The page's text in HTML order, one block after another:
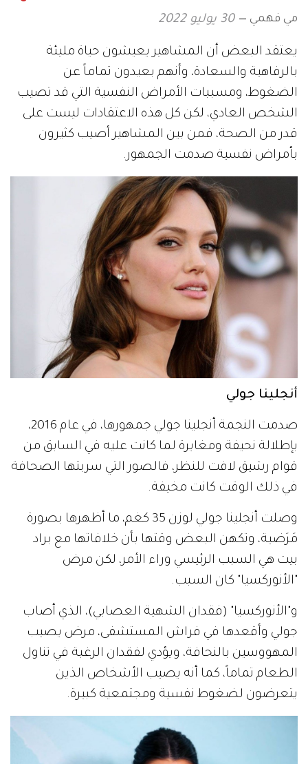
مي فهمي 30 يوليو 2022
يعتقد البعض أن المشاهير يعيشون حياة مليئة
بالرفاهية والسعادة، وأنهم بعيدون تماماً عن
الضغوط، ومسببات الأمراض النفسية التي قد تصيب
الشخص العادي، لكن كل هذه الاعتقادات ليست على
قدر من الصحة، فمن بين المشاهير أصيب كثيرون
بأمراض نفسية صدمت الجمهور.
أنجلينا جولي
صدمت النجمة أنجلينا جولي جمهورها، في عام 2016،
بإطلالة نحيفة ومغايرة لما كانت عليه في السابق من
قوام رشيق لافت للنظر، فالصور التي سربتها الصحافة
في ذلك الوقت كانت مخيفة.
وصلت أنجلينا جولي لوزن 35 كغم، ما أظهرها بصورة
مَرَضية، وتكهن البعض وقتها بأن خلافاتها مع براد
بيت هي السبب الرئيسي وراء الأمر، لكن مرض
"الأنوركسيا" كان السبب.
و"الأنوركسيا" (فقدان الشهية العصابي)، الذي أصاب
جولي وأقعدها في فراش المستشفى، مرض يصيب
المهووسين بالنحافة، ويؤدي لفقدان الرغبة في تناول
الطعام تماماً، كما أنه يصيب الأشخاص الذين
يتعرضون لضغوط نفسية ومجتمعية كبيرة.